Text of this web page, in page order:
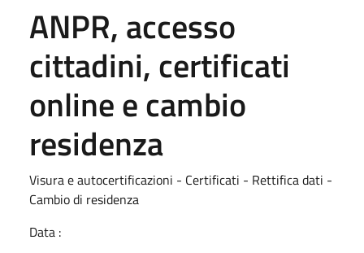
ANPR, accesso
cittadini, certificati
online e cambio
residenza
Visura e autocertificazioni - Certificati - Rettifica dati -
Cambio di residenza
Data :